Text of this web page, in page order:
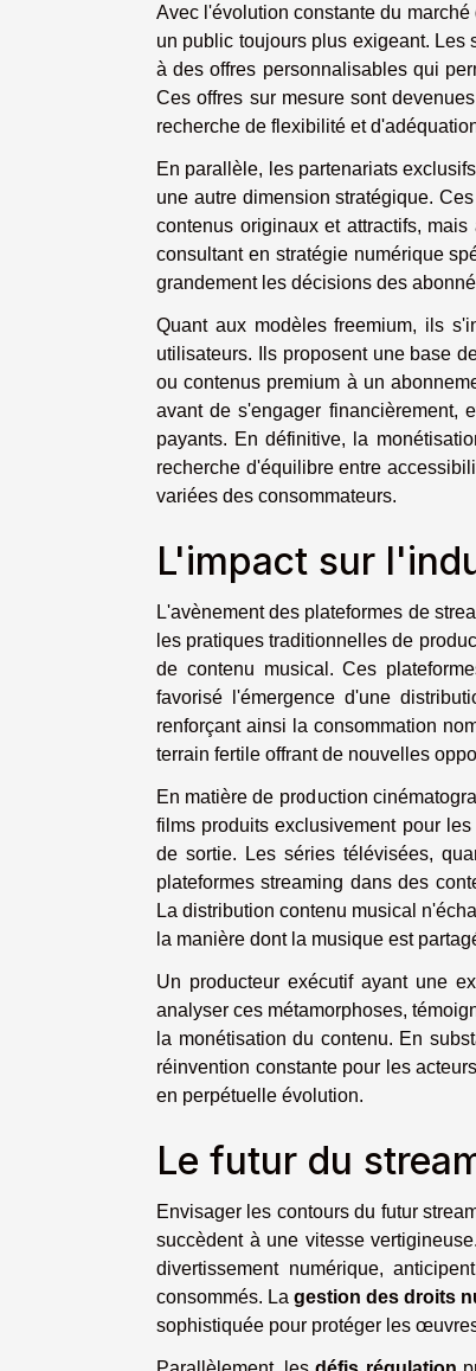
Avec l'évolution constante du
un public toujours plus exigeant. Les
à des offres personnalisables qui
Ces offres sur mesure sont
recherche de flexibilité et
En parallèle, les partenariats
une autre dimension stratégique.
contenus originaux et attractifs,
consultant en stratégie numérique
grandement les décisions des
Quant aux modèles freemium, ils
utilisateurs. Ils proposent une base
ou contenus premium à un
avant de s'engager financièrement,
payants. En définitive, la
recherche d'équilibre entre
variées des consommateurs.
L'impact sur
L'avènement des plateformes de
les pratiques traditionnelles de
de contenu musical. Ces
favorisé l'émergence d'une
renforçant ainsi la consommation
terrain fertile offrant de nouvelles
En matière de production
films produits exclusivement pour
de sortie. Les séries télévisées,
plateformes streaming dans des
La distribution contenu musical
la manière dont la musique est
Un producteur exécutif ayant une
analyser ces métamorphoses,
la monétisation du contenu. En
réinvention constante pour les
en perpétuelle évolution.
Le futur du
Envisager les contours du futur
succèdent à une vitesse
divertissement numérique,
consommés. La gestion des droits
sophistiquée pour protéger les